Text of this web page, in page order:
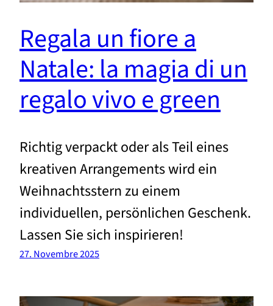
Regala un fiore a
Natale: la magia di un
regalo vivo e green
Richtig verpackt oder als Teil eines
kreativen Arrangements wird ein
Weihnachtsstern zu einem
individuellen, persönlichen Geschenk.
Lassen Sie sich inspirieren!
27. Novembre 2025